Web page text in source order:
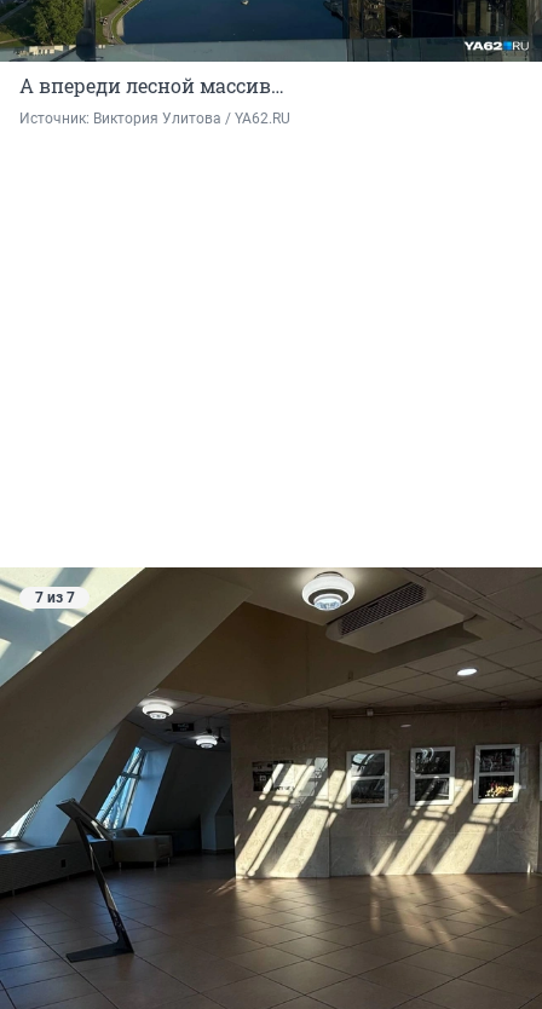
А впереди лесной массив…
Источник: Виктория Улитова / YA62.RU
7 из 7